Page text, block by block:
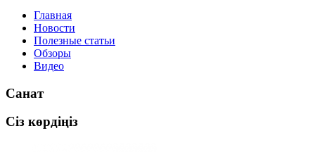
Главная
Новости
Полезные статьи
Обзоры
Видео
Санат
Сіз көрдіңіз